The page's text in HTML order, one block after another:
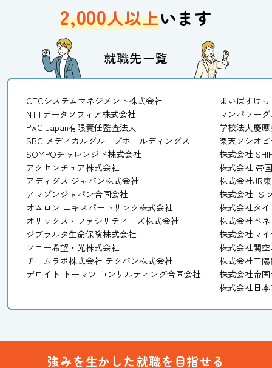
2,000人以上います
就職先一覧
CTCシステムマネジメント株式会社
NTTデータソフィア株式会社
PwC Japan有限責任監査法人
SBC メディカルグループホールディングス
SOMPOチャレンジド株式会社
アクセンチュア株式会社
アディダス ジャパン株式会社
アマゾンジャパン合同会社
オムロン エキスパートリンク株式会社
オリックス・ファシリティーズ株式会社
ジブラルタ生命保険株式会社
ソニー希望・光株式会社
チームラボ株式会社 テクバン株式会社
デロイト トーマツ コンサルティング合同会社
まいばすけ
マンパワー
学校法人慶
楽天ソシオ
株式会社
株式会社 帝
株式会社JR
株式会社TSI
株式会社タ
株式会社ベ
株式会社マ
株式会社関
株式会社三
株式会社帝
株式会社日
強みを生かした就職を目指せる